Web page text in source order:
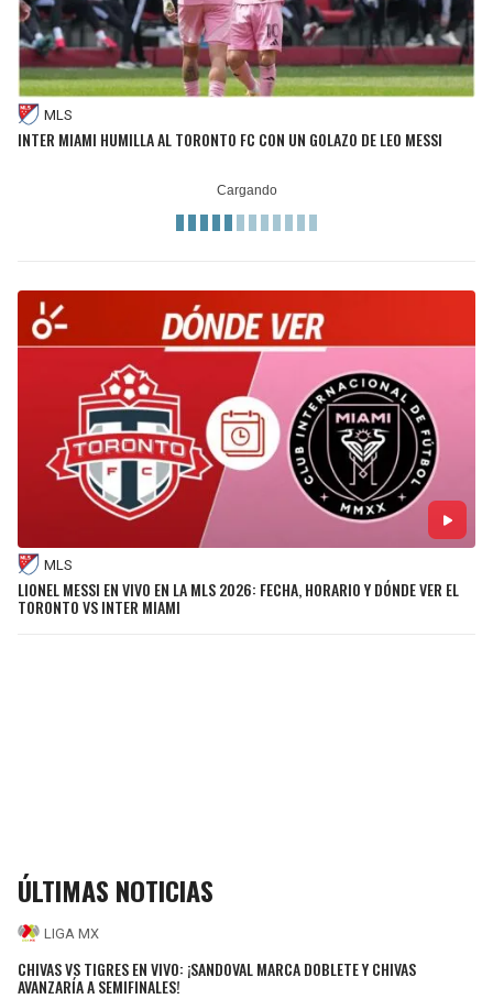
MLS
INTER MIAMI HUMILLA AL TORONTO FC CON UN GOLAZO DE LEO MESSI
MLS
LIONEL MESSI EN VIVO EN LA MLS 2026: FECHA, HORARIO Y DÓNDE VER EL
TORONTO VS INTER MIAMI
ÚLTIMAS NOTICIAS
LIGA MX
CHIVAS VS TIGRES EN VIVO: ¡SANDOVAL MARCA DOBLETE Y CHIVAS
AVANZARÍA A SEMIFINALES!